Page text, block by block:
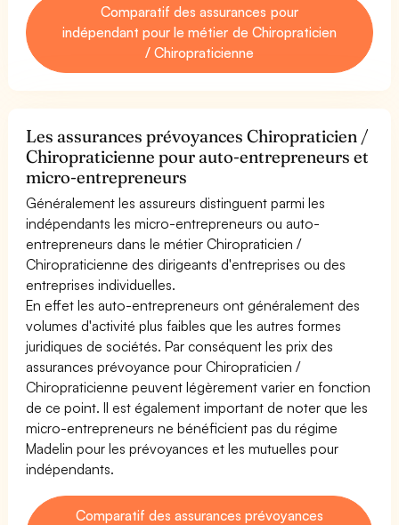
Comparatif des assurances pour
indépendant pour le métier de Chiropraticien
/ Chiropraticienne
Les assurances prévoyances Chiropraticien /
Chiropraticienne pour auto-entrepreneurs et
micro-entrepreneurs
Généralement les assureurs distinguent parmi les
indépendants les micro-entrepreneurs ou auto-
entrepreneurs dans le métier Chiropraticien /
Chiropraticienne des dirigeants d'entreprises ou des
entreprises individuelles.
En effet les auto-entrepreneurs ont généralement des
volumes d'activité plus faibles que les autres formes
juridiques de sociétés. Par conséquent les prix des
assurances prévoyance pour Chiropraticien /
Chiropraticienne peuvent légèrement varier en fonction
de ce point. Il est également important de noter que les
micro-entrepreneurs ne bénéficient pas du régime
Madelin pour les prévoyances et les mutuelles pour
indépendants.
Comparatif des assurances prévoyances